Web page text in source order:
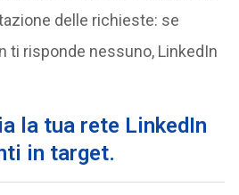
delle richieste: se
ti risponde nessuno, LinkedIn
la tua rete LinkedIn
in target.